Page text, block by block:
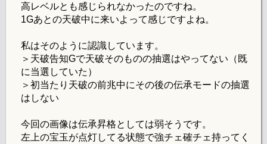
高レベルとも感じられなかったのですね。
1Gあとの天破中に来いよって感じですよね。
私はそのように認識しています。
＞天破告知Gで天破そのものの抽選はやってない（既
に当選していた）
＞初当たり天破の前兆中にその後の伝承モードの抽選
はしない
今回の画像は伝承昇格としては弱そうです。
左上の宝玉が点灯してる状態で強チェ確チェ持ってく